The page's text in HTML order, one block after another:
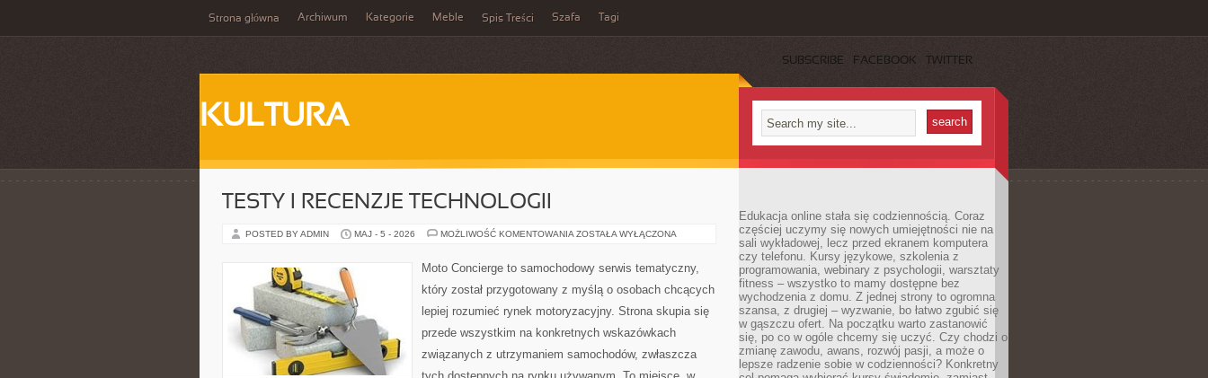
Strona główna Archiwum Kategorie Meble Spis Treści Szafa Tagi
SUBSCRIBE FACEBOOK TWITTER
KULTURA
TESTY I RECENZJE TECHNOLOGII
POSTED BY ADMIN MAJ - 5 - 2026 MOŻLIWOŚĆ KOMENTOWANIA TESTY
TECHNOLOGII
ZOSTAŁA WYŁĄCZONA
Moto Concierge to samochodowy serwis tematyczny,
który został przygotowany z myślą o osobach chcących
lepiej rozumieć rynek motoryzacyjny. Strona skupia się
przede wszystkim na konkretnych wskazówkach
związanych z utrzymaniem samochodów, zwłaszcza
Edukacja online stała się codziennością. Coraz
częściej uczymy się nowych umiejętności nie na
sali wykładowej, lecz przed ekranem komputera
czy telefonu. Kursy językowe, szkolenia z
programowania, webinary z psychologii, warsztaty
fitness – wszystko to mamy dostępne bez
wychodzenia z domu. Z jednej strony to ogromna
szansa, z drugiej – wyzwanie, bo łatwo zgubić się
w gąszczu ofert. Na początku warto zastanowić
się, po co w ogóle chcemy się uczyć. Czy chodzi o
zmianę zawodu, awans, rozwój pasji, a może o
lepsze radzenie sobie w codzienności? Konkretny